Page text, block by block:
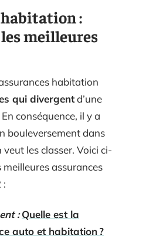
:
meilleures
habitation
qui divergentd’une
conséquence, il y a
bouleversement dans
veut les classer. Voici ci-
meilleures assurances
:
: Quelle est la
auto et habitation ?